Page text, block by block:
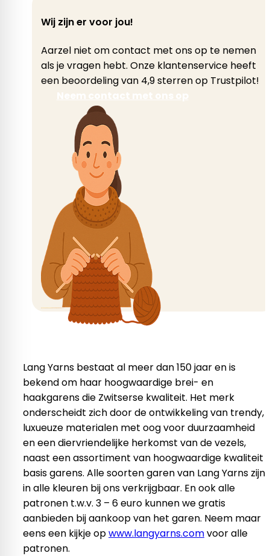
Wij zijn er voor jou!
Aarzel niet om contact met ons op te nemen
als je vragen hebt. Onze klantenservice heeft
een beoordeling van 4,9 sterren op Trustpilot!
Lang Yarns bestaat al meer dan 150 jaar en is
bekend om haar hoogwaardige brei- en
haakgarens die Zwitserse kwaliteit. Het merk
onderscheidt zich door de ontwikkeling van trendy,
luxueuze materialen met oog voor duurzaamheid
en een diervriendelijke herkomst van de vezels,
naast een assortiment van hoogwaardige kwaliteit
basis garens. Alle soorten garen van Lang Yarns zijn
in alle kleuren bij ons verkrijgbaar. En ook alle
patronen t.w.v. 3 – 6 euro kunnen we gratis
aanbieden bij aankoop van het garen. Neem maar
eens een kijkje opwww.langyarns.comvoor alle
patronen.